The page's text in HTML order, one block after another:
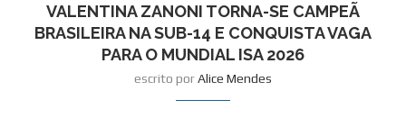
VALENTINA ZANONI TORNA-SE CAMPEÃ
BRASILEIRA NA SUB-14 E CONQUISTA VAGA
PARA O MUNDIAL ISA 2026
escrito porAlice Mendes